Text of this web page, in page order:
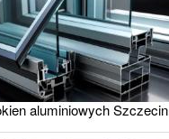
aluminiowych Szczecin